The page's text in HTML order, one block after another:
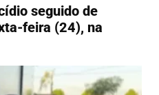
seguido de
feira (24), na